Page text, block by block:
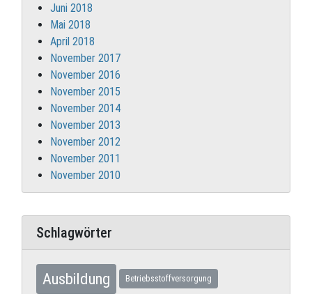
Juni 2018
Mai 2018
April 2018
November 2017
November 2016
November 2015
November 2014
November 2013
November 2012
November 2011
November 2010
Schlagwörter
Ausbildung Betriebsstoffversorgung